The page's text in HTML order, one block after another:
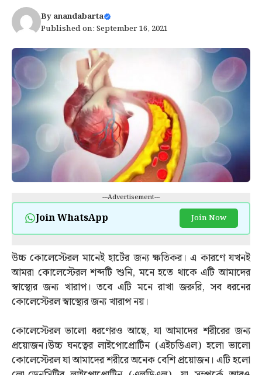
Byanandabarta
Published on: September 16, 2021
---Advertisement---
Join WhatsApp Join Now
উচ্চ কোলেস্টেরল মানেই হার্টের জন্য ক্ষতিকর। এ কারণে যখনই
আমরা কোলেস্টেরল শব্দটি শুনি, মনে হতে থাকে এটি আমাদের
স্বাস্থ্যের জন্য খারাপ। তবে এটি মনে রাখা জরুরি, সব ধরনের
কোলেস্টেরল স্বাস্থ্যের জন্য খারাপ নয়।
কোলেস্টেরল ভালো ধরণেরও আছে, যা আমাদের শরীরের জন্য
প্রয়োজন।উচ্চ ঘনত্বের লাইপোপ্রোটিন (এইচডিএল) হলো ভালো
কোলেস্টেরল যা আমাদের শরীরে অনেক বেশি প্রয়োজন। এটি হলো